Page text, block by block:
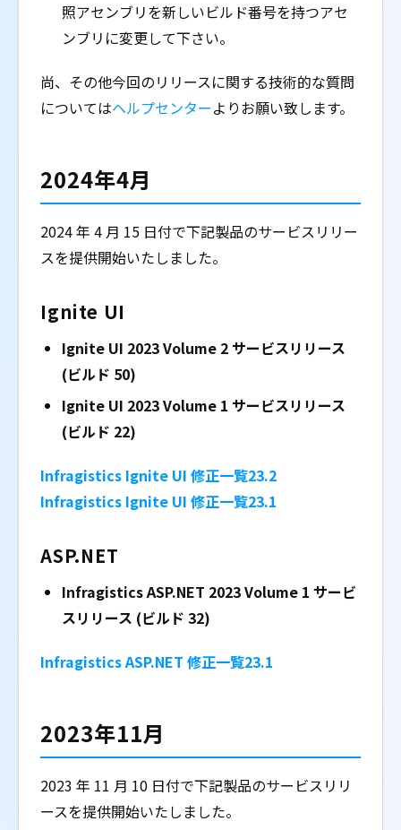
照アセンブリを新しいビルド番号を持つアセ
ンブリに変更して下さい。
尚、その他今回のリリースに関する技術的な質問
についてはヘルプセンターよりお願い致します。
2024年4月
2024 年 4 月 15 日付で下記製品のサービスリリー
スを提供開始いたしました。
Ignite UI
Ignite UI 2023 Volume 2 サービスリリース
(ビルド 50)
Ignite UI 2023 Volume 1 サービスリリース
(ビルド 22)
Infragistics Ignite UI 修正一覧23.2
Infragistics Ignite UI 修正一覧23.1
ASP.NET
Infragistics ASP.NET 2023 Volume 1 サービ
スリリース (ビルド 32)
Infragistics ASP.NET 修正一覧23.1
2023年11月
2023 年 11 月 10 日付で下記製品のサービスリリ
ースを提供開始いたしました。